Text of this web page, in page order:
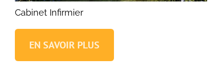
Cabinet Infirmier
Cabinet Infirmier
EN SAVOIR PLUS